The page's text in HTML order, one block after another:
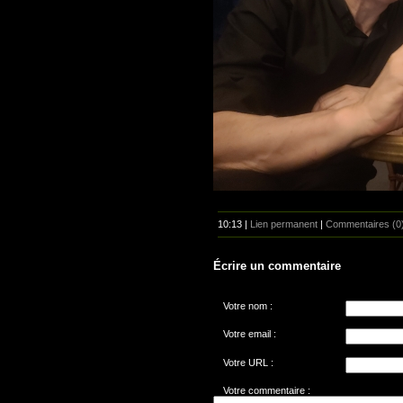
10:13 | Lien permanent Commentaires
Écrire un commentaire
Votre nom :
Votre email :
Votre URL :
Votre commentaire :